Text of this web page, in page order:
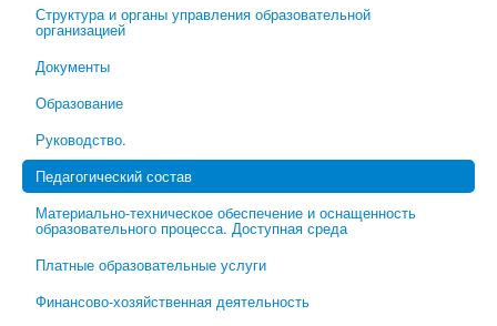
Электронный журнал
Родительский всеобуч
Обратная связь
Школьная психологическая помощь
Структура и органы управления образовательной
организацией
Документы
Образование
Руководство.
Педагогический состав
Материально-техническое обеспечение и оснащенность
образовательного процесса. Доступная среда
Платные образовательные услуги
Финансово-хозяйственная деятельность